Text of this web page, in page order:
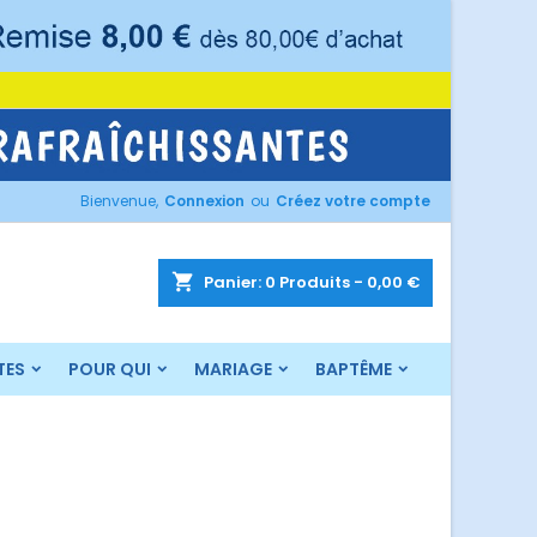
Bienvenue, Connexion ou Créez votre compte
shopping_cart Panier: 0 Produits - 0,00 €
POUR QUI MARIAGE BAPTÊME